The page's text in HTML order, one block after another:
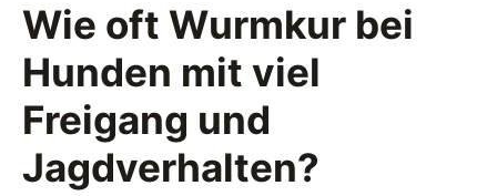
Wie oft Wurmkur bei
Hunden mit viel
Freigang und
Jagdverhalten?